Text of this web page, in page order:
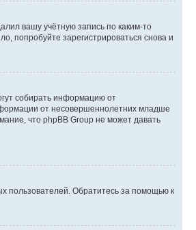
вашу учётную запись по каким-то
попробуйте зарегистрироваться снова и
собирать информацию от
от несовершеннолетних младше
что phpBB Group не может давать
пользователей. Обратитесь за помощью к